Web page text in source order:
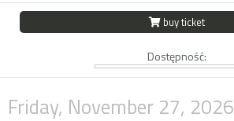
buy ticket
Dostępność:
Friday, November 27, 2026